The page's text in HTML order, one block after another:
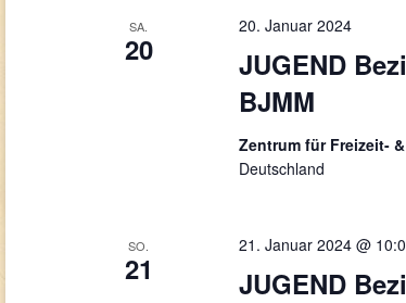
SA.
20
JUGEND
BJMM
20. Januar 2024
Zentrum für Freizeit-
Deutschland
SO.
21 JUGEND
21. Januar 2024 @